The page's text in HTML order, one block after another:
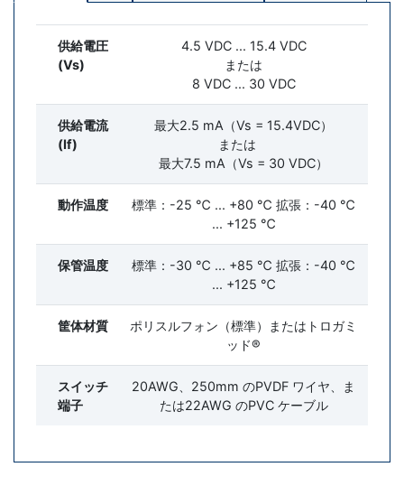
供給電圧
(Vs)
4.5 VDC ... 15.4 VDC
または
8 VDC ... 30 VDC
供給電流
(If)
最大2.5 mA（Vs = 15.4VDC）
または
最大7.5 mA（Vs = 30 VDC）
動作温度
標準：-25 ℃ ... +80 ℃ 拡張：-40 ℃
... +125 ℃
保管温度
標準：-30 ℃ ... +85 ℃ 拡張：-40 ℃
... +125 ℃
筐体材質
ポリスルフォン（標準）またはトロガミ
ッド®
スイッチ
端子
20AWG、250mm のPVDF ワイヤ、ま
たは22AWG のPVC ケーブル